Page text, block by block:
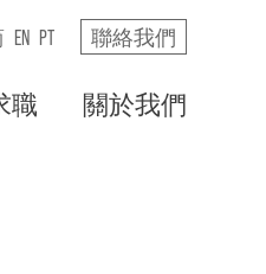
職 關於我們
EN PT 聯絡我們